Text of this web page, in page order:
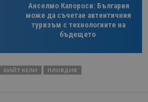
Анселмо Капороси: България
може да съчетае автентичния
туризъм с технологиите на
бъдещето
КИЙТ КЕЛИ
ПЛОВДИВ